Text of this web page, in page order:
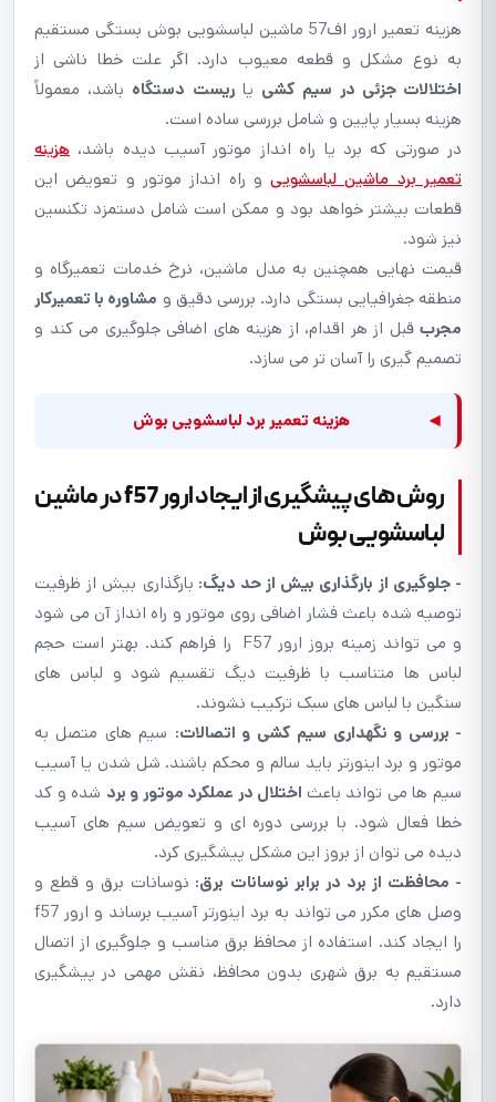
هزینه تعمیر ارور اف57 ماشین لباسشویی بوش بستگی مستقیم
به نوع مشکل و قطعه معیوب دارد. اگر علت خطا ناشی از
اختلالات جزئی در سیم کشی یاریست دستگاه باشد، معمولاً
هزینه بسیار پایین و شامل بررسی ساده است.
در صورتی که برد یا راه انداز موتور آسیب دیده باشد، هزینه
تعمیر برد ماشین لباسشوییو راه انداز موتور و تعویض این
قطعات بیشتر خواهد بود و ممکن است شامل دستمزد تکنسین
نیز شود.
قیمت نهایی همچنین به مدل ماشین، نرخ خدمات تعمیرگاه و
منطقه جغرافیایی بستگی دارد. بررسی دقیق و مشاوره با تعمیرکار
مجرب قبل از هر اقدام، از هزینه های اضافی جلوگیری می کند و
تصمیم گیری را آسان تر می سازد.
◂ هزینه تعمیر برد لباسشویی بوش
روش های پیشگیری از ایجاد ارور f57 در ماشین
لباسشویی بوش
- جلوگیری از بارگذاری بیش از حد دیگ: بارگذاری بیش از ظرفیت
توصیه شده باعث فشار اضافی روی موتور و راه انداز آن می شود
و می تواند زمینه بروز ارور F57 را فراهم کند. بهتر است حجم
لباس ها متناسب با ظرفیت دیگ تقسیم شود و لباس های
سنگین با لباس های سبک ترکیب نشوند.
- بررسی و نگهداری سیم کشی و اتصالات: سیم های متصل به
موتور و برد اینورتر باید سالم و محکم باشند. شل شدن یا آسیب
سیم ها می تواند باعث اختلال در عملکرد موتور و برد شده و کد
خطا فعال شود. با بررسی دوره ای و تعویض سیم های آسیب
دیده می توان از بروز این مشکل پیشگیری کرد.
- محافظت از برد در برابر نوسانات برق: نوسانات برق و قطع و
وصل های مکرر می تواند به برد اینورتر آسیب برساند و ارور f57
را ایجاد کند. استفاده از محافظ برق مناسب و جلوگیری از اتصال
مستقیم به برق شهری بدون محافظ، نقش مهمی در پیشگیری
دارد.